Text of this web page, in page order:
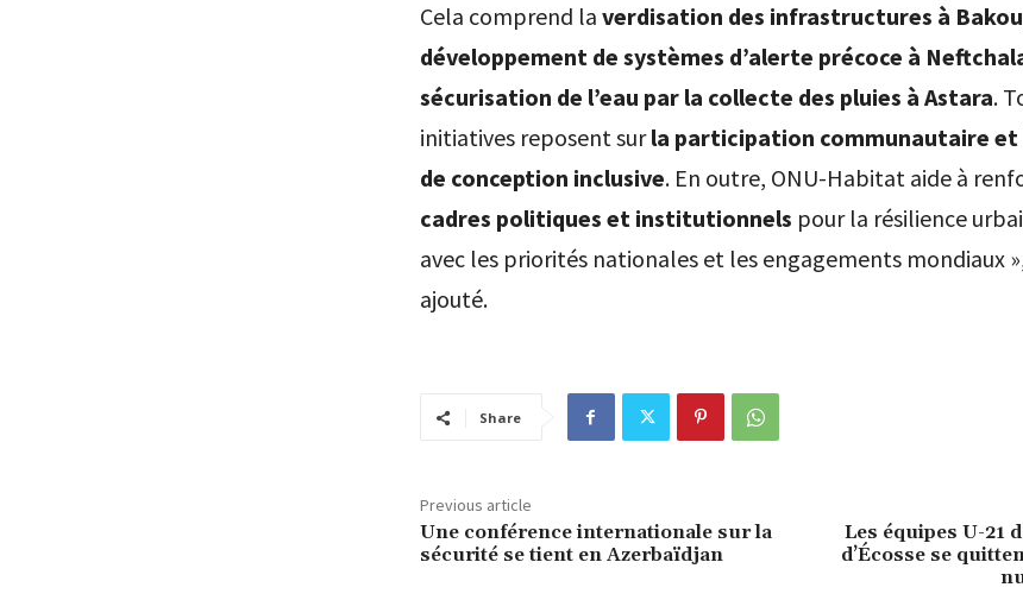
Cela comprend la verdisation des infrastructures à Bakou
développement de systèmes d’alerte précoce à
sécurisation de l’eau par la collecte des pluies à Astara.
initiatives reposent surla participation communautaire et
de conception inclusive. En outre, ONU-Habitat aide à
cadres politiques et institutionnels pour la résilience
avec les priorités nationales et les engagements mondiaux
ajouté.
Share
Previous article
Une conférence internationale sur la
sécurité se tient en Azerbaïdjan
Les équipes U-21
d’Écosse se